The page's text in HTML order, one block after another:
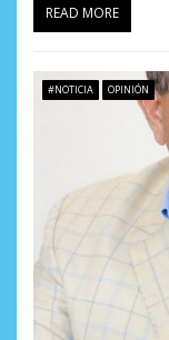
READ MORE
#NOTICIA OPINIÓN